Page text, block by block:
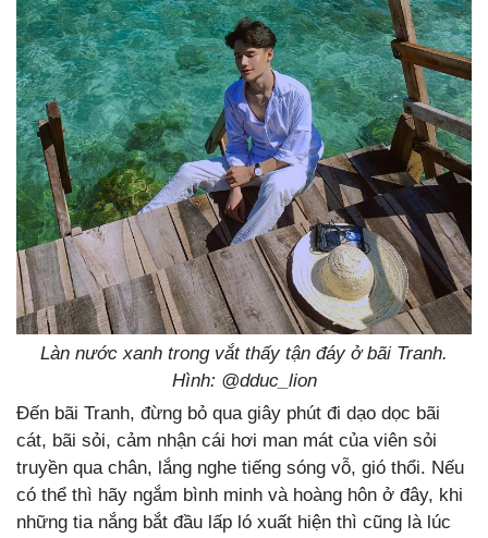
Làn nước xanh trong vắt thấy tận đáy ở bãi Tranh.
Hình: @dduc_lion
Đến bãi Tranh, đừng bỏ qua giây phút đi dạo dọc bãi
cát, bãi sỏi, cảm nhận cái hơi man mát của viên sỏi
truyền qua chân, lắng nghe tiếng sóng vỗ, gió thổi. Nếu
có thể thì hãy ngắm bình minh và hoàng hôn ở đây, khi
những tia nắng bắt đầu lấp ló xuất hiện thì cũng là lúc